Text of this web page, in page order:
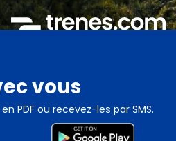
vous
PDF ou recevez-les par SMS.